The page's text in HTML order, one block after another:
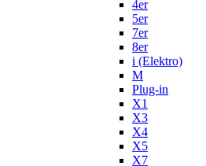
4er
5er
7er
8er
i (Elektro)
M
Plug-in
X1
X3
X4
X5
X7